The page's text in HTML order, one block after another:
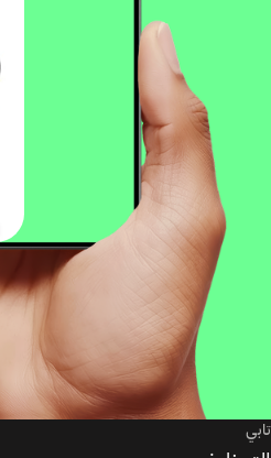
تابي